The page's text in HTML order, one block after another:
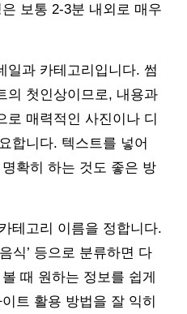
보통 2-3분 내외로 매우
일과 카테고리입니다. 썸
의 첫인상이므로, 내용과
로 매력적인 사진이나 디
합니다. 텍스트를 넣어
확히 하는 것도 좋은 방
테고리 이름을 정합니다.
음식’ 등으로 분류하면 다
때 원하는 정보를 쉽게
트 활용 방법을 잘 익히